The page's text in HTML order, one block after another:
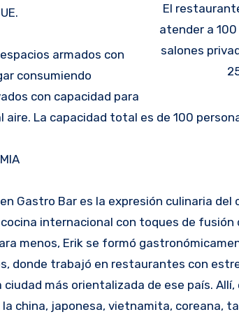
El
atender a
salones
armados con
consumiendo
con capacidad para
La capacidad total es de 100
Gastro Bar es la expresión culinaria
internacional con toques de fusión
menos, Erik se formó
donde trabajó en restaurantes con
ciudad más orientalizada de ese país.
china, japonesa, vietnamita, coreana,